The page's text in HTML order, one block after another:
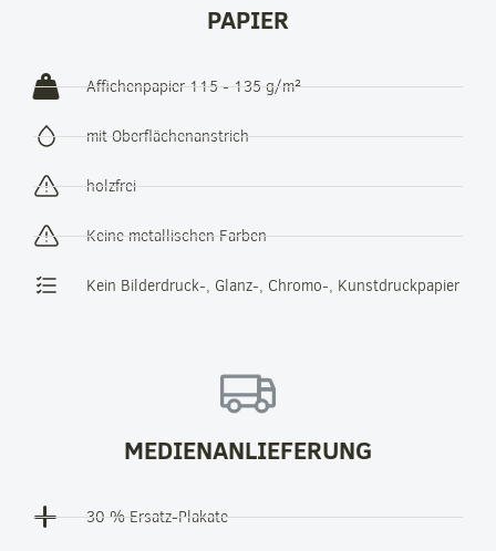
PAPIER
Affichenpapier 115 - 135 g/m²
mit Oberflächenanstrich
holzfrei
Keine metallischen Farben
Kein Bilderdruck-, Glanz-, Chromo-, Kunstdruckpapier
MEDIENANLIEFERUNG
30 % Ersatz-Plakate